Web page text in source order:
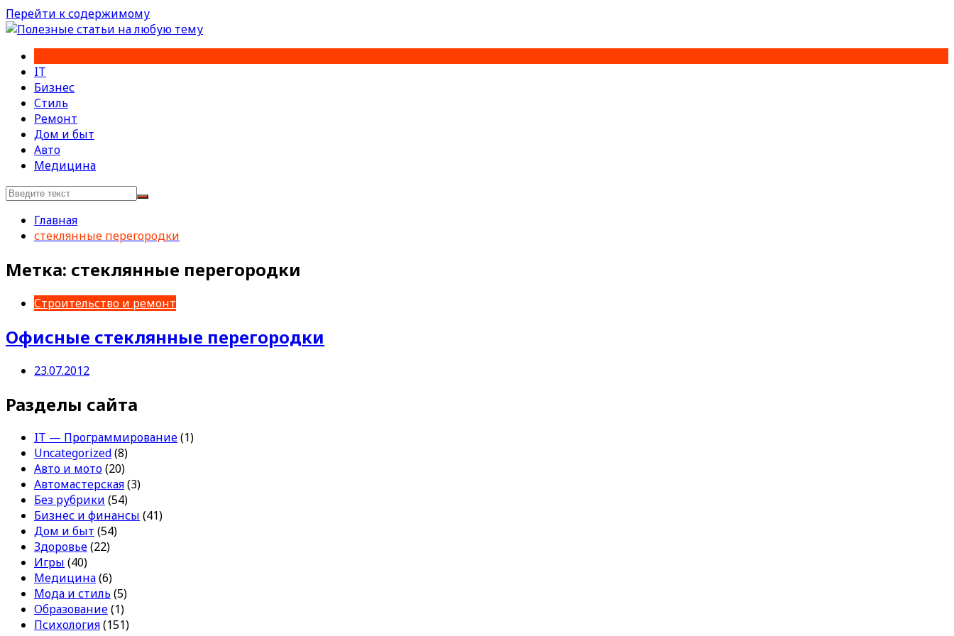
Перейти к содержимому
IT
Бизнес
Стиль
Ремонт
Дом и быт
Авто
Медицина
Главная
стеклянные перегородки
Метка: стеклянные перегородки
Строительство и ремонт
Офисные стеклянные перегородки
23.07.2012
Разделы сайта
IT — Программирование(1)
Uncategorized(8)
Авто и мото(20)
Автомастерская(3)
Без рубрики (54)
Бизнес и финансы (41)
Дом и быт (54)
Здоровье(22)
Игры (40)
Медицина(6)
Мода и стиль (5)
Образование(1)
Психология(151)